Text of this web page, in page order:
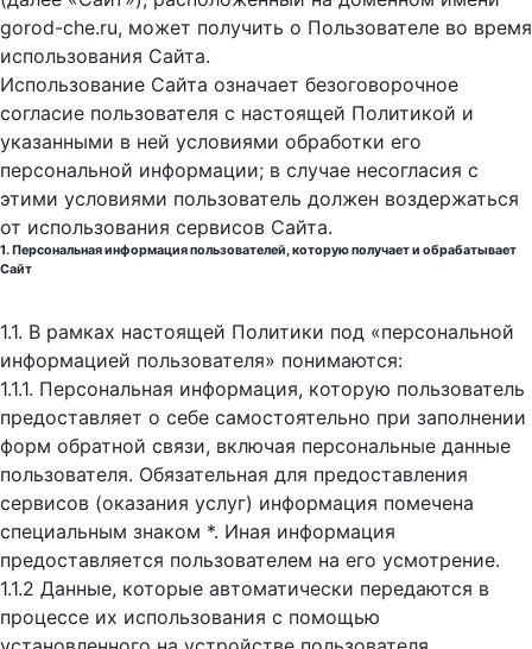
gorod-che.ru, может получить о Пользователе во время
использования Cайта.
Использование Сайта означает безоговорочное
согласие пользователя с настоящей Политикой и
указанными в ней условиями обработки его
персональной информации; в случае несогласия с
этими условиями пользователь должен воздержаться
от использования сервисов Сайта.
1. Персональная информация пользователей, которую получает и обрабатывает
Сайт
1.1. В рамках настоящей Политики под «персональной
информацией пользователя» понимаются:
1.1.1. Персональная информация, которую пользователь
предоставляет о себе самостоятельно при заполнении
форм обратной связи, включая персональные данные
пользователя. Обязательная для предоставления
сервисов (оказания услуг) информация помечена
специальным знаком *. Иная информация
предоставляется пользователем на его усмотрение.
1.1.2 Данные, которые автоматически передаются в
процессе их использования с помощью